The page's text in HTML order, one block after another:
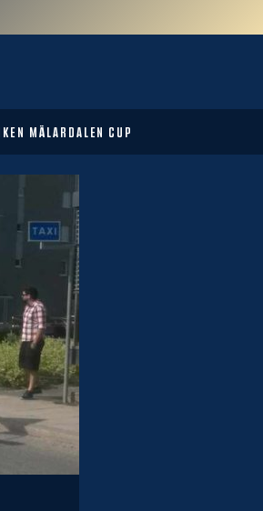
MÄLARDALEN CUP